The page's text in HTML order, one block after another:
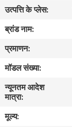
हमारे
बारे
में
कारखाना
भ्रमण
गुणवत्ता
उत्पत्ति के प्लेस:
ब्रांड नाम:
प्रमाणन:
मॉडल संख्या:
न्यूनतम आदेश
मात्रा:
मूल्य: